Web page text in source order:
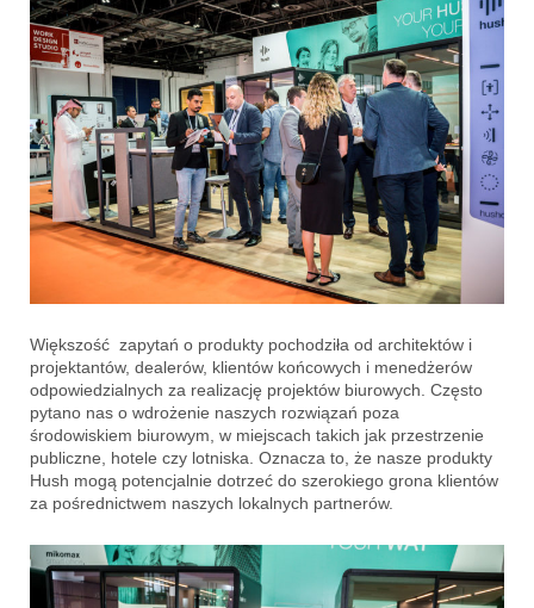
Większość zapytań o produkty pochodziła od architektów i
projektantów, dealerów, klientów końcowych i menedżerów
odpowiedzialnych za realizację projektów biurowych. Często
pytano nas o wdrożenie naszych rozwiązań poza
środowiskiem biurowym, w miejscach takich jak przestrzenie
publiczne, hotele czy lotniska. Oznacza to, że nasze produkty
Hush mogą potencjalnie dotrzeć do szerokiego grona klientów
za pośrednictwem naszych lokalnych partnerów.